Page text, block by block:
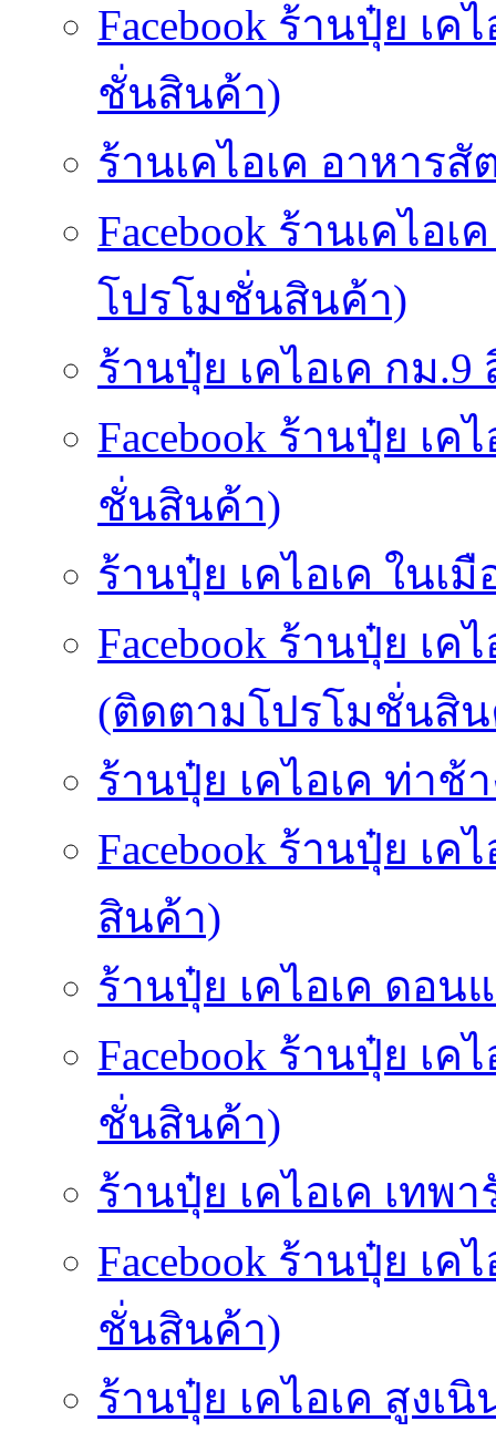
Facebook ร้านปุ๋ย เ
ชั่นสินค้า)
ร้านเคไอเค อาหาร
Facebook ร้านเคไ
โปรโมชั่นสินค้า)
ร้านปุ๋ย เคไอเค กม
Facebook ร้านปุ๋ย เ
ชั่นสินค้า)
ร้านปุ๋ย เคไอเค ในเ
Facebook ร้านปุ๋ย เค
(ติดตามโปรโมชั่นสิ
ร้านปุ๋ย เคไอเค ท่าช้
Facebook ร้านปุ๋ย เ
สินค้า)
ร้านปุ๋ย เคไอเค ดอ
Facebook ร้านปุ๋ย เ
ชั่นสินค้า)
ร้านปุ๋ย เคไอเค เทพ
Facebook ร้านปุ๋ย เ
ชั่นสินค้า)
ร้านปุ๋ย เคไอเค สูงเ